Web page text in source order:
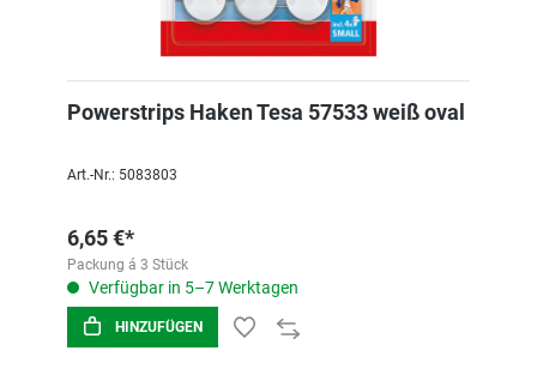
Powerstrips Haken Tesa 57533 weiß oval
Art.-Nr.: 5083803
6,65 €*
Packung á 3 Stück
Verfügbar in 5–7 Werktagen
HINZUFÜGEN